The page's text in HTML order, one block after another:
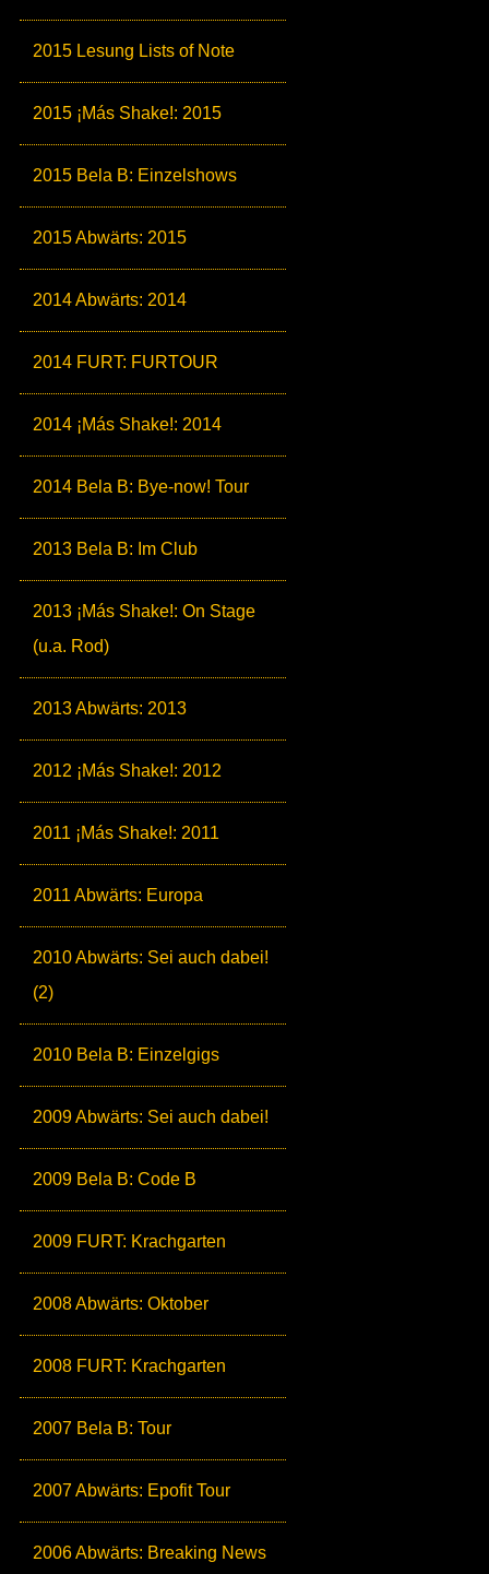
2015 Lesung Lists of Note
2015 ¡Más Shake!: 2015
2015 Bela B: Einzelshows
2015 Abwärts: 2015
2014 Abwärts: 2014
2014 FURT: FURTOUR
2014 ¡Más Shake!: 2014
2014 Bela B: Bye-now! Tour
2013 Bela B: Im Club
2013 ¡Más Shake!: On Stage
(u.a. Rod)
2013 Abwärts: 2013
2012 ¡Más Shake!: 2012
2011 ¡Más Shake!: 2011
2011 Abwärts: Europa
2010 Abwärts: Sei auch dabei!
(2)
2010 Bela B: Einzelgigs
2009 Abwärts: Sei auch dabei!
2009 Bela B: Code B
2009 FURT: Krachgarten
2008 Abwärts: Oktober
2008 FURT: Krachgarten
2007 Bela B: Tour
2007 Abwärts: Epofit Tour
2006 Abwärts: Breaking News